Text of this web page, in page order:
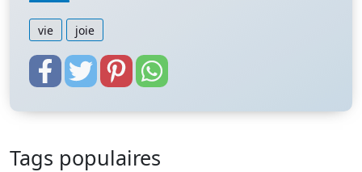
vie joie
Tags populaires